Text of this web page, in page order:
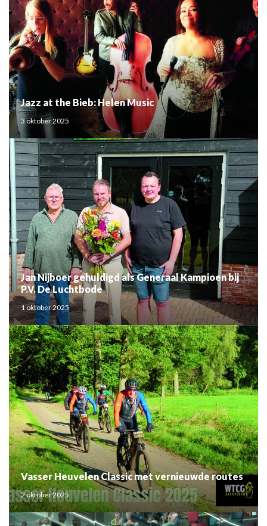
Jazz at the Bieb: Helen Music
3 oktober 2025
Jan Nijboer gehuldigd als Generaal Kampioen bij
P.V. De Luchtbode
1 oktober 2025
Vasser Heuvelen Classic met vernieuwde routes
2 oktober 2025